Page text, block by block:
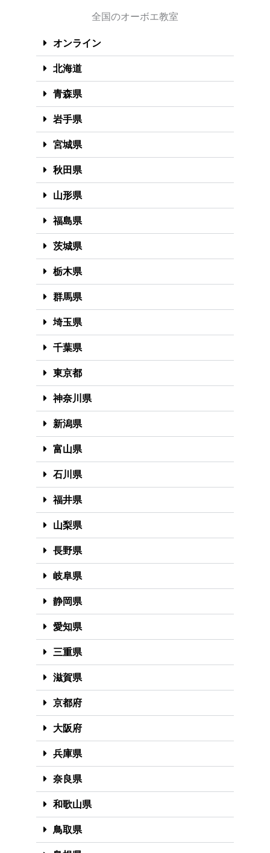
全国のオーボエ教室
オンライン
北海道
青森県
岩手県
宮城県
秋田県
山形県
福島県
茨城県
栃木県
群馬県
埼玉県
千葉県
東京都
神奈川県
新潟県
富山県
石川県
福井県
山梨県
長野県
岐阜県
静岡県
愛知県
三重県
滋賀県
京都府
大阪府
兵庫県
奈良県
和歌山県
鳥取県